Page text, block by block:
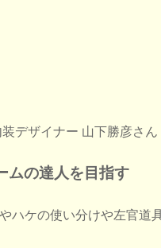
デザイナー 山下勝彦さん
ムの達人を目指す
ハケの使い分けや左官道